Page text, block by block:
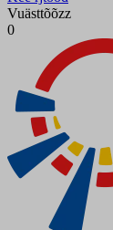
Vuästtõõzz
0